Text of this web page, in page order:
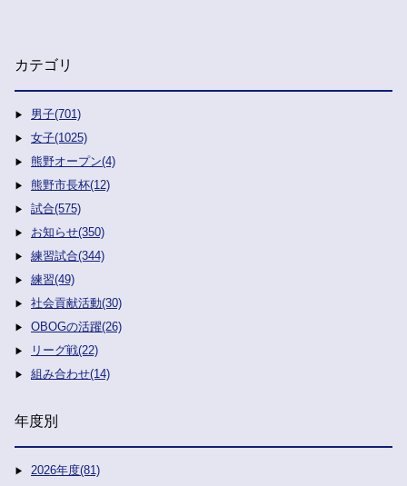
カテゴリ
男子(701)
女子(1025)
熊野オープン(4)
熊野市長杯(12)
試合(575)
お知らせ(350)
練習試合(344)
練習(49)
社会貢献活動(30)
OBOGの活躍(26)
リーグ戦(22)
組み合わせ(14)
年度別
2026年度(81)